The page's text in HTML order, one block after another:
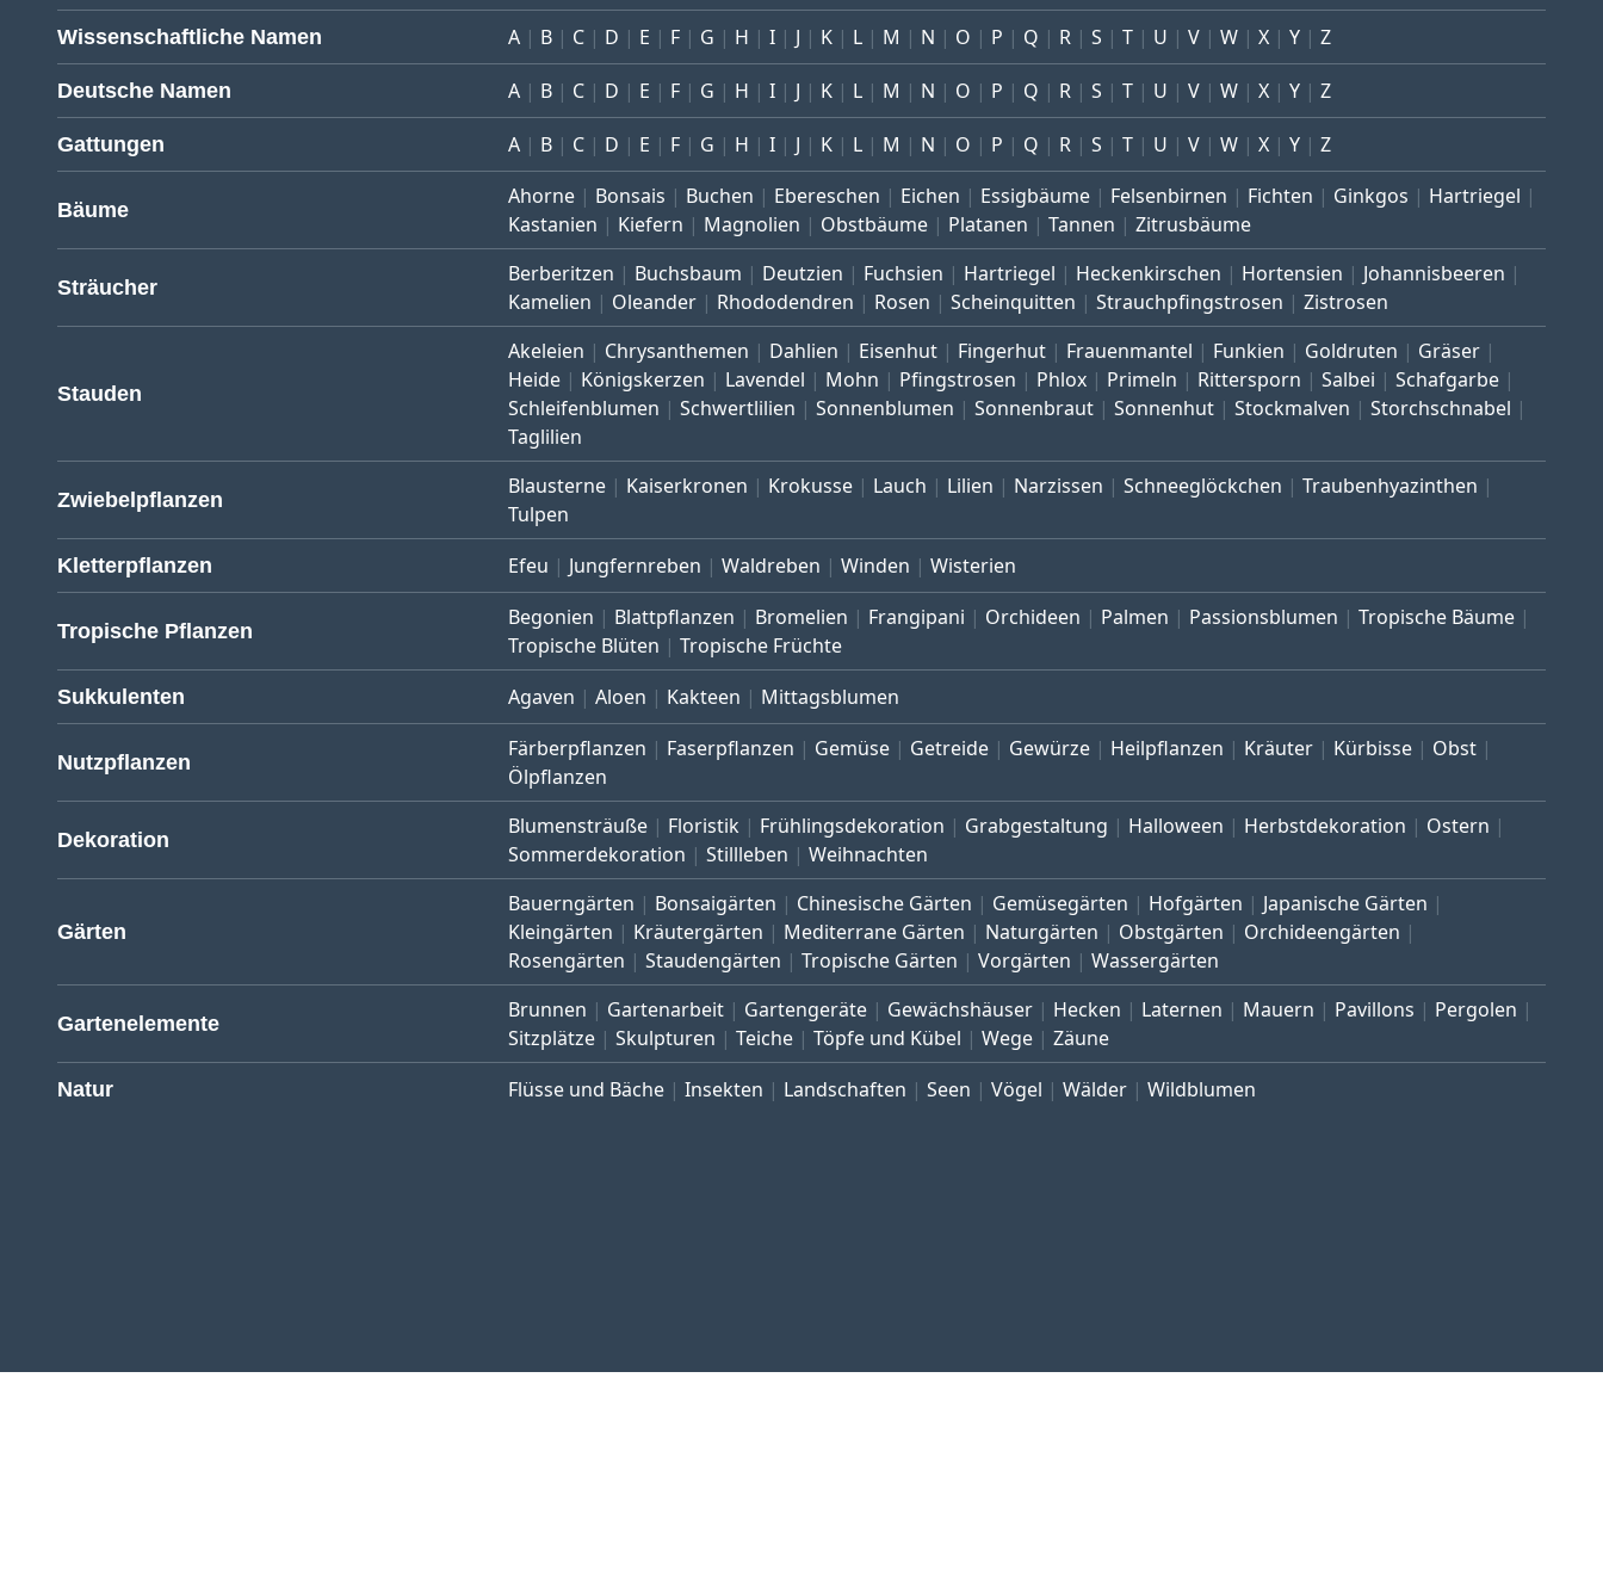
Wissenschaftliche Namen A B C D E F G H I J K L M N O P Q R S T U V W X Y Z
Deutsche Namen A B C D E F G H I J K L M N O P Q R S T U V W X Y Z
Gattungen A B C D E F G H I J K L M N O P Q R S T U V W X Y Z
Bäume
Ahorne Bonsais Buchen Ebereschen Eichen Essigbäume Felsenbirnen Fichten Ginkgos
Hartriegel
Kastanien
Kiefern Magnolien Obstbäume Platanen Tannen Zitrusbäume
Sträucher
Berberitzen Buchsbaum Deutzien Fuchsien Hartriegel Heckenkirschen Hortensien
Johannisbeeren
Kamelien
Oleander Rhododendren Rosen Scheinquitten Strauchpfingstrosen Zistrosen
Stauden
Akeleien Chrysanthemen Dahlien Eisenhut Fingerhut Frauenmantel Funkien Goldruten
Gräser
Heide
Königskerzen Lavendel Mohn Pfingstrosen Phlox Primeln Rittersporn Salbei
Schafgarbe
Schleifenblumen
Schwertlilien Sonnenblumen Sonnenbraut Sonnenhut Stockmalven
Storchschnabel
Taglilien
Zwiebelpflanzen
Blausterne Kaiserkronen Krokusse Lauch Lilien Narzissen Schneeglöckchen
Traubenhyazinthen
Tulpen
Kletterpflanzen Efeu Jungfernreben Waldreben Winden Wisterien
Tropische Pflanzen
Begonien Blattpflanzen Bromelien Frangipani Orchideen Palmen Passionsblumen
Tropische Bäume
Tropische Blüten
Tropische Früchte
Sukkulenten Agaven Aloen Kakteen Mittagsblumen
Nutzpflanzen
Färberpflanzen Faserpflanzen Gemüse Getreide Gewürze Heilpflanzen Kräuter Kürbisse
Obst
Ölpflanzen
Dekoration
Blumensträuße Floristik Frühlingsdekoration Grabgestaltung Halloween Herbstdekoration
Ostern
Sommerdekoration
Stillleben Weihnachten
Gärten
Bauerngärten Bonsaigärten Chinesische Gärten Gemüsegärten Hofgärten
Japanische Gärten
Kleingärten
Kräutergärten Mediterrane Gärten Naturgärten Obstgärten
Orchideengärten
Rosengärten
Staudengärten Tropische Gärten Vorgärten Wassergärten
Gartenelemente
Brunnen Gartenarbeit Gartengeräte Gewächshäuser Hecken Laternen Mauern Pavillons
Pergolen
Sitzplätze
Skulpturen Teiche Töpfe und Kübel Wege Zäune
Natur Flüsse und Bäche Insekten Landschaften Seen Vögel Wälder Wildblumen